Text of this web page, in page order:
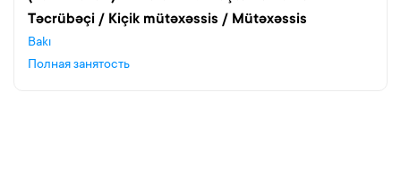
Təcrübəçi / Kiçik mütəxəssis / Mütəxəssis
Bakı
Полная занятость